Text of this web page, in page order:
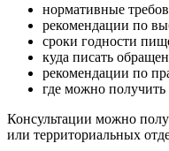
нормативные
рекомендации по
сроки годности
куда писать
рекомендации по
где можно
Консультации можно
или территориальных